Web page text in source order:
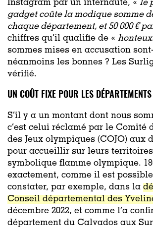
Instagram par un internaute, « le
gadget coûte la modique somme
chaque département, et 50 000 €
chiffres qu’il qualifie de « honteux
sommes mises en accusation
néanmoins les bonnes ? Les
vérifié.
UN COÛT FIXE POUR LES DÉPARTEMENTS
S’il y a un montant dont nous
c’est celui réclamé par le Comité
des Jeux olympiques (COJO) aux
pour accueillir sur leurs
symbolique flamme olympique.
exactement, comme il est
constater, par exemple, dans la
Conseil départemental des
décembre 2022, et comme l’a
département du Calvados aux